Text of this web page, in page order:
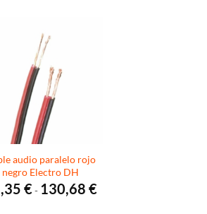
audio paralelo rojo
negro Electro DH
€ - 130,68 €Rango
de